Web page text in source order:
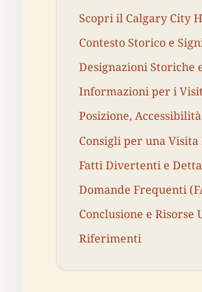
Scopri il Calgary City
Contesto Storico e
Designazioni Storiche
Informazioni per i
Posizione,
Consigli per una
Fatti Divertenti e
Domande Frequenti
Conclusione e
Riferimenti